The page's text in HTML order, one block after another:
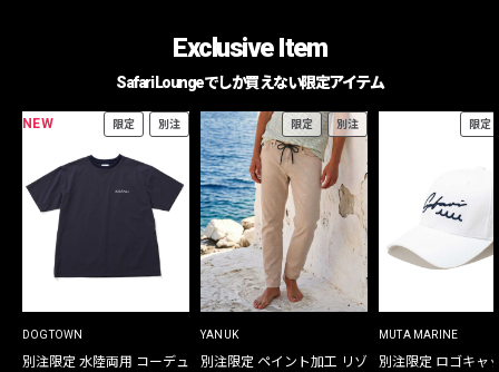
Exclusive Item
Safari Loungeでしか買えない限定アイテム
NEW 限定 別注
DOGTOWN
別注限定 水陸両用 コーデュ
限定 別注
YANUK
別注限定 ペイント加工 リゾ
限定
MUTA MARINE
別注限定 ロゴキャ